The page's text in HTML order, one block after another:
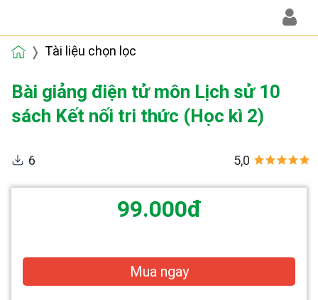
Tài liệu chọn lọc
Bài giảng điện tử môn Lịch sử 10
sách Kết nối tri thức (Học kì 2)
6 5,0
99.000đ
Mua ngay